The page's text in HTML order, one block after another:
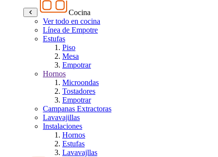
Cocina
Ver todo en cocina
Línea de Empotre
Estufas
Piso
Mesa
Empotrar
Hornos
Microondas
Tostadores
Empotrar
Campanas Extractoras
Lavavajillas
Instalaciones
Hornos
Estufas
Lavavajllas